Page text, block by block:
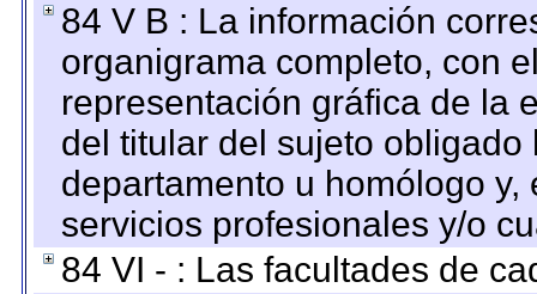
84 V B : La información
organigrama completo, con
representación gráfica de la
del titular del sujeto
departamento u homólogo
servicios profesionales y/o
84 VI - : Las facultades de